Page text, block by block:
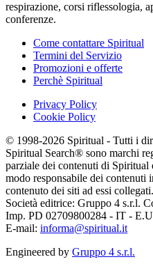
respirazione, corsi riflessologia,
conferenze.
Come contattare Spiritual
Termini del Servizio
Promozioni e offerte
Perchè Spiritual
Privacy Policy
Cookie Policy
© 1998-2026 Spiritual - Tutti i
Spiritual Search® sono marchi
parziale dei contenuti di
modo responsabile dei contenuti
contenuto dei siti ad essi collegati.
Società editrice: Gruppo 4 s.r.l.
Imp. PD 02709800284 - IT -
E-mail: informa@spiritual.it
Engineered by Gruppo 4 s.r.l.